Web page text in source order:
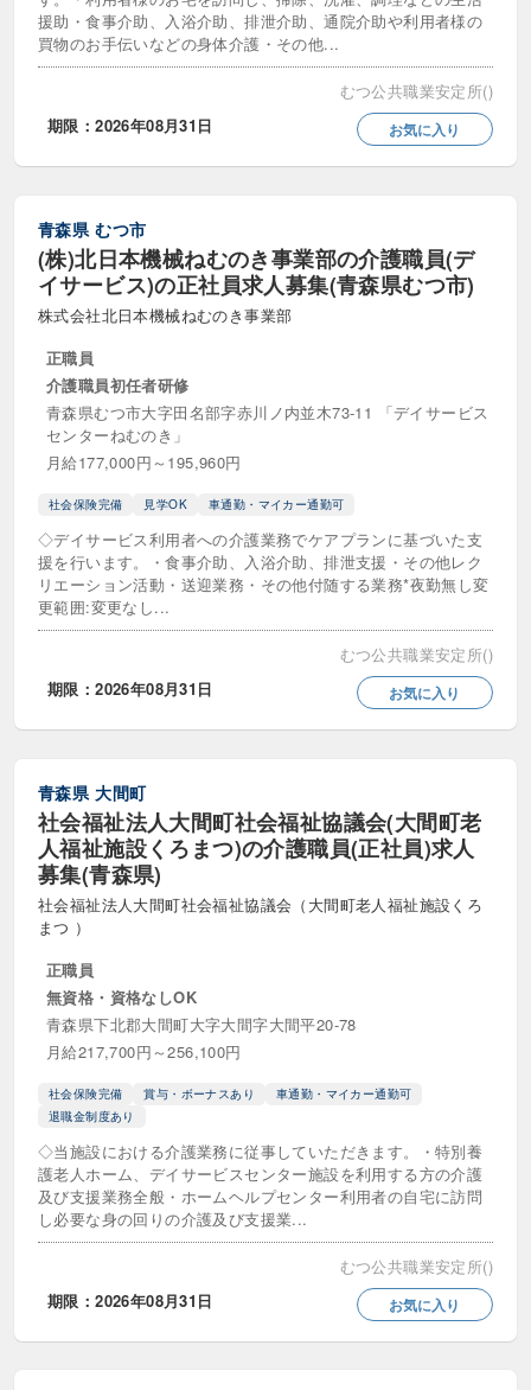
援助・食事介助、入浴介助、排泄介助、通院介助や利用者様の
買物のお手伝いなどの身体介護・その他...
むつ公共職業安定所()
期限：2026年08月31日
お気に入り
青森県 むつ市
(株)北日本機械ねむのき事業部の介護職員(デ
イサービス)の正社員求人募集(青森県むつ市)
株式会社北日本機械ねむのき事業部
正職員
介護職員初任者研修
青森県むつ市大字田名部字赤川ノ内並木73-11 「デイサービス
センターねむのき」
月給177,000円～195,960円
社会保険完備 見学OK 車通勤・マイカー通勤可
◇デイサービス利用者への介護業務でケアプランに基づいた支
援を行います。・食事介助、入浴介助、排泄支援・その他レク
リエーション活動・送迎業務・その他付随する業務*夜勤無し変
更範囲:変更なし...
むつ公共職業安定所()
期限：2026年08月31日
お気に入り
青森県 大間町
社会福祉法人大間町社会福祉協議会(大間町老
人福祉施設くろまつ)の介護職員(正社員)求人
募集(青森県)
社会福祉法人大間町社会福祉協議会（大間町老人福祉施設くろ
まつ ）
正職員
無資格・資格なしOK
青森県下北郡大間町大字大間字大間平20-78
月給217,700円～256,100円
社会保険完備 賞与・ボーナスあり
車通勤・マイカー通勤可
退職金制度あり
◇当施設における介護業務に従事していただきます。・特別養
護老人ホーム、デイサービスセンター施設を利用する方の介護
及び支援業務全般・ホームヘルプセンター利用者の自宅に訪問
し必要な身の回りの介護及び支援業...
むつ公共職業安定所()
期限：2026年08月31日
お気に入り